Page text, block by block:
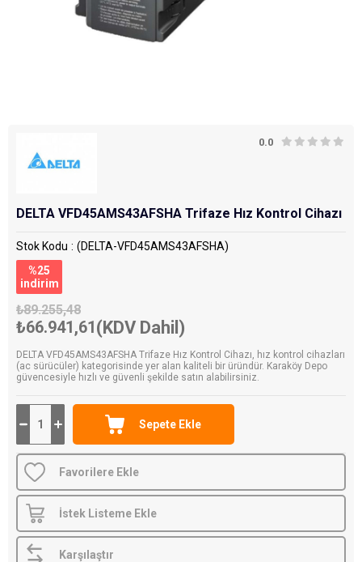
0.0
DELTA VFD45AMS43AFSHA Trifaze Hız Kontrol Cihazı
Stok Kodu
(DELTA-VFD45AMS43AFSHA)
%25
i̇ndirim
₺89.255,48
₺66.941,61(KDV Dahil)
DELTA VFD45AMS43AFSHA Trifaze Hız Kontrol Cihazı, hız kontrol cihazları
(ac sürücüler) kategorisinde yer alan kaliteli bir üründür. Karaköy Depo
güvencesiyle hızlı ve güvenli şekilde satın alabilirsiniz.
Favorilere Ekle
İstek Listeme Ekle
Karşılaştır